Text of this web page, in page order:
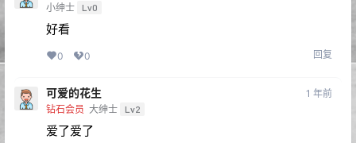
小绅士 Lv0
好看
0 0 回复
可爱的花生
钻石会员 大绅士 Lv2
1 年前
爱了爱了